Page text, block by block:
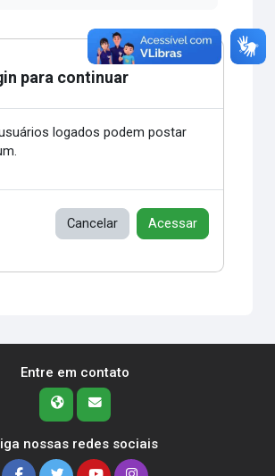
para continuar
logados podem postar
Cancelar Acessar
Entre em contato
nossas redes sociais